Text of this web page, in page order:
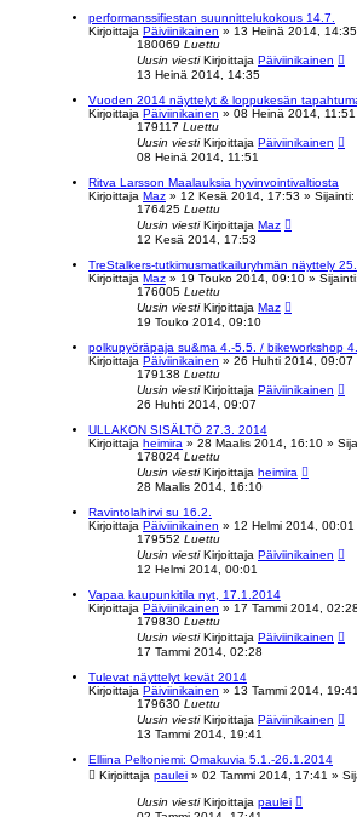
performanssifiestan suunnittelukokous 14.7.
Kirjoittaja Päiviinikainen » 13 Heinä 2014, 14:35
180069 Luettu
Uusin viestiKirjoittaja Päiviinikainen
13 Heinä 2014, 14:35
Vuoden 2014 näyttelyt & loppukesän
Kirjoittaja Päiviinikainen » 08 Heinä 2014, 11:51
179117 Luettu
Uusin viestiKirjoittaja Päiviinikainen
08 Heinä 2014, 11:51
Ritva Larsson Maalauksia hyvinvointivaltiosta
Kirjoittaja Maz » 12 Kesä 2014, 17:53 » Sijainti:
176425 Luettu
Uusin viestiKirjoittaja Maz
12 Kesä 2014, 17:53
TreStalkers-tutkimusmatkailuryhmän näyttely
Kirjoittaja Maz » 19 Touko 2014, 09:10 » Sijainti:
176005 Luettu
Uusin viestiKirjoittaja Maz
19 Touko 2014, 09:10
polkupyöräpaja su&ma 4.-5.5. / bikeworkshop
Kirjoittaja Päiviinikainen » 26 Huhti 2014, 09:07
179138 Luettu
Uusin viestiKirjoittaja Päiviinikainen
26 Huhti 2014, 09:07
ULLAKON SISÄLTÖ 27.3. 2014
Kirjoittaja heimira » 28 Maalis 2014, 16:10 »
178024 Luettu
Uusin viestiKirjoittaja heimira
28 Maalis 2014, 16:10
Ravintolahirvi su 16.2.
Kirjoittaja Päiviinikainen » 12 Helmi 2014, 00:01
179552 Luettu
Uusin viestiKirjoittaja Päiviinikainen
12 Helmi 2014, 00:01
Vapaa kaupunkitila nyt, 17.1.2014
Kirjoittaja Päiviinikainen » 17 Tammi 2014, 02:28
179830 Luettu
Uusin viestiKirjoittaja Päiviinikainen
17 Tammi 2014, 02:28
Tulevat näyttelyt kevät 2014
Kirjoittaja Päiviinikainen » 13 Tammi 2014, 19:41
179630 Luettu
Uusin viestiKirjoittaja Päiviinikainen
13 Tammi 2014, 19:41
Elliina Peltoniemi: Omakuvia 5.1.-26.1.2014
Kirjoittaja paulei » 02 Tammi 2014, 17:41 »
Uusin viestiKirjoittaja paulei